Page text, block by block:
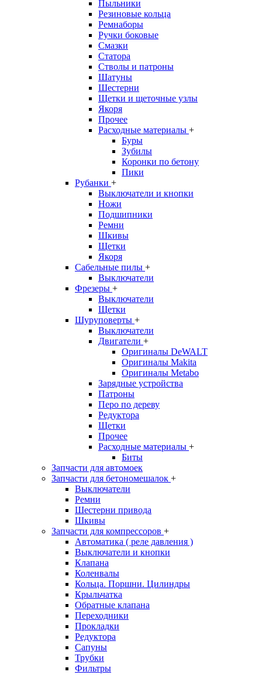
Пыльники
Резиновые кольца
Ремнаборы
Ручки боковые
Смазки
Статора
Стволы и патроны
Шатуны
Шестерни
Щетки и щеточные узлы
Якоря
Прочее
Расходные материалы +
Буры
Зубилы
Коронки по бетону
Пики
Рубанки +
Выключатели и кнопки
Ножи
Подшипники
Ремни
Шкивы
Щетки
Якоря
Сабельные пилы +
Выключатели
Фрезеры +
Выключатели
Щетки
Шуруповерты +
Выключатели
Двигатели +
Оригиналы DeWALT
Оригиналы Makita
Оригиналы Metabo
Зарядные устройства
Патроны
Перо по дереву
Редуктора
Щетки
Прочее
Расходные материалы +
Биты
Запчасти для автомоек
Запчасти для бетономешалок +
Выключатели
Ремни
Шестерни привода
Шкивы
Запчасти для компрессоров +
Автоматика ( реле давления )
Выключатели и кнопки
Клапана
Коленвалы
Кольца. Поршни. Цилиндры
Крыльчатка
Обратные клапана
Переходники
Прокладки
Редуктора
Сапуны
Трубки
Фильтры